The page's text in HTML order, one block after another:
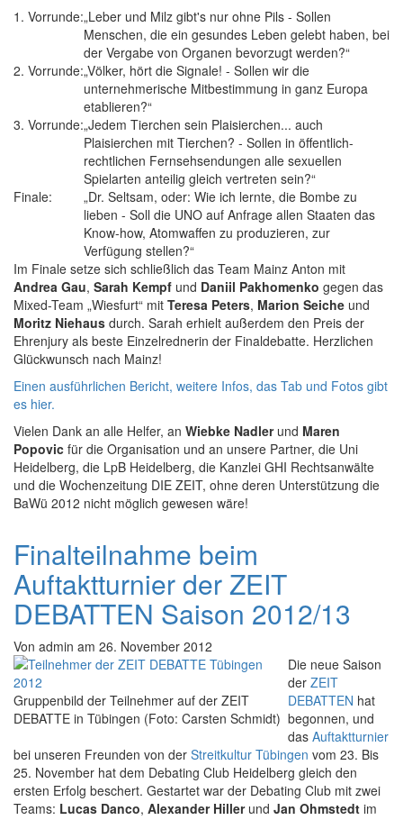
1. Vorrunde:„Leber und Milz gibt's nur ohne Pils - Sollen
Menschen, die ein gesundes Leben gelebt haben, bei
der Vergabe von Organen bevorzugt werden?“
2. Vorrunde:„Völker, hört die Signale! - Sollen wir die
unternehmerische Mitbestimmung in ganz Europa
etablieren?“
3. Vorrunde:„Jedem Tierchen sein Plaisierchen... auch
Plaisierchen mit Tierchen? - Sollen in öffentlich-
rechtlichen Fernsehsendungen alle sexuellen
Spielarten anteilig gleich vertreten sein?“
Finale:
„Dr. Seltsam, oder: Wie ich lernte, die Bombe zu
lieben - Soll die UNO auf Anfrage allen Staaten das
Know-how, Atomwaffen zu produzieren, zur
Verfügung stellen?“
Im Finale setze sich schließlich das Team Mainz Anton mit
Andrea Gau, Sarah Kempf und Daniil Pakhomenko gegen das
Mixed-Team „Wiesfurt“ mit Teresa Peters, Marion Seiche und
Moritz Niehaus durch. Sarah erhielt außerdem den Preis der
Ehrenjury als beste Einzelrednerin der Finaldebatte. Herzlichen
Glückwunsch nach Mainz!
Einen ausführlichen Bericht, weitere Infos, das Tab und Fotos gibt
es hier.
Vielen Dank an alle Helfer, an Wiebke Nadlerund Maren
Popovic für die Organisation und an unsere Partner, die Uni
Heidelberg, die LpB Heidelberg, die Kanzlei GHI Rechtsanwälte
und die Wochenzeitung DIE ZEIT, ohne deren Unterstützung die
BaWü 2012 nicht möglich gewesen wäre!
Finalteilnahme beim
Auftaktturnier der ZEIT
DEBATTEN Saison 2012/13
Von admin am 26. November 2012
Gruppenbild der Teilnehmer auf der ZEIT
DEBATTE in Tübingen (Foto: Carsten Schmidt)
Die neue Saison
der ZEIT
DEBATTEN hat
begonnen, und
das Auftaktturnier
bei unseren Freunden von der Streitkultur Tübingen vom 23. Bis
25. November hat dem Debating Club Heidelberg gleich den
ersten Erfolg beschert. Gestartet war der Debating Club mit zwei
Teams: Lucas Danco, Alexander Hillerund Jan Ohmstedt im